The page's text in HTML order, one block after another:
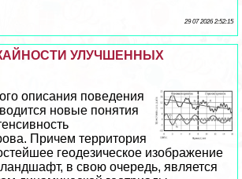
29 07 2026 2:52:15
УЛУЧШЕННЫХ
описания поведения
новые понятия
Причем территория
геодезическое изображение
в свою очередь, является